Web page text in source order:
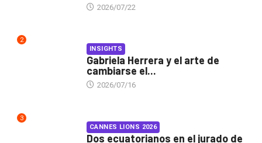
2026/07/22
2
INSIGHTS
Gabriela Herrera y el arte de
cambiarse el...
2026/07/16
3
CANNES LIONS 2026
Dos ecuatorianos en el jurado de